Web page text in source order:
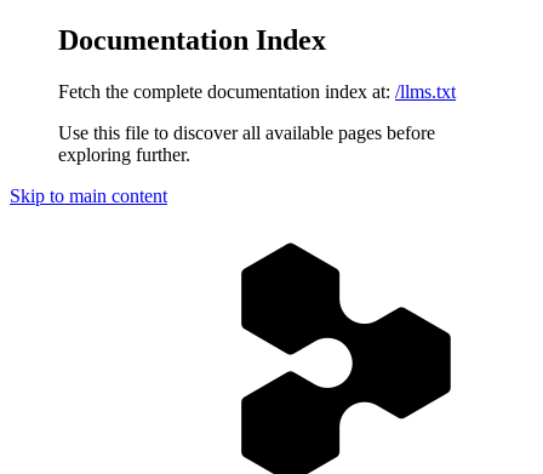
Documentation Index
Fetch the complete documentation index at: /llms.txt
Use this file to discover all available pages before
exploring further.
Skip to main content